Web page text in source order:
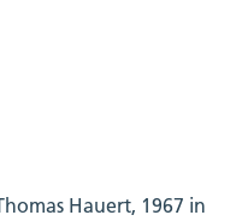
Hauert, 1967 in